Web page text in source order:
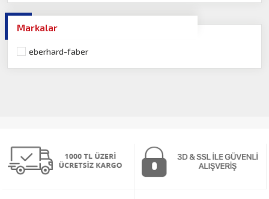
Porselen Boyalar
Markalar
eberhard-faber